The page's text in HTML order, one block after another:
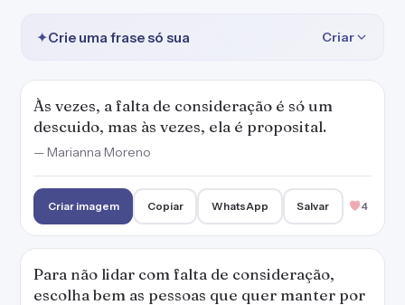
✦Crie uma frase só sua Criar
Às vezes, a falta de consideração é só um
descuido, mas às vezes, ela é proposital.
— Marianna Moreno
Criar imagem Copiar WhatsApp Salvar 4
Para não lidar com falta de consideração,
escolha bem as pessoas que quer manter por